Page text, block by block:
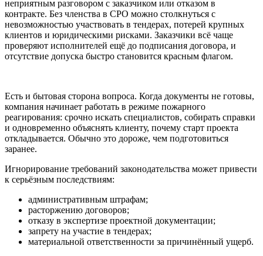
неприятным разговором с заказчиком или отказом в
контракте. Без членства в СРО можно столкнуться с
невозможностью участвовать в тендерах, потерей крупных
клиентов и юридическими рисками. Заказчики всё чаще
проверяют исполнителей ещё до подписания договора, и
отсутствие допуска быстро становится красным флагом.
Есть и бытовая сторона вопроса. Когда документы не готовы,
компания начинает работать в режиме пожарного
реагирования: срочно искать специалистов, собирать справки
и одновременно объяснять клиенту, почему старт проекта
откладывается. Обычно это дороже, чем подготовиться
заранее.
Игнорирование требований законодательства может привести
к серьёзным последствиям:
административным штрафам;
расторжению договоров;
отказу в экспертизе проектной документации;
запрету на участие в тендерах;
материальной ответственности за причинённый ущерб.